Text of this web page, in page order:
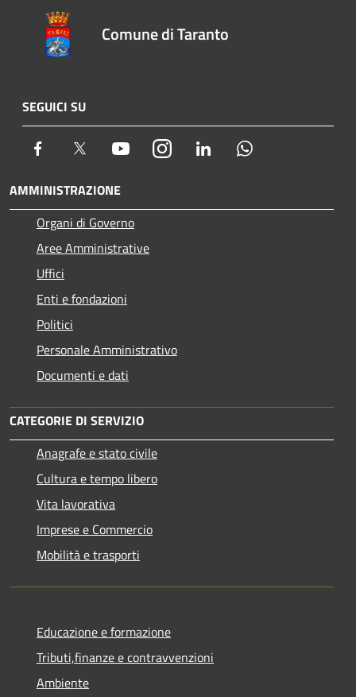
Comune di Taranto
SEGUICI SU
Facebook Twitter YoutubeInstagram LinkedIn
AMMINISTRAZIONE
Organi di Governo
Aree Amministrative
Uffici
Enti e fondazioni
Politici
Personale Amministrativo
Documenti e dati
CATEGORIE DI SERVIZIO
Anagrafe e stato civile
Cultura e tempo libero
Vita lavorativa
Imprese e Commercio
Mobilità e trasporti
Educazione e formazione
Tributi,finanze e contravvenzioni
Ambiente